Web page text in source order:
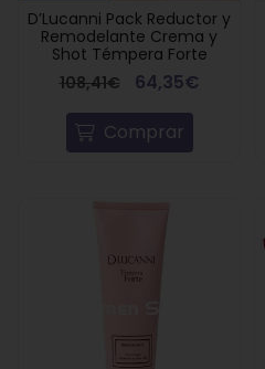
D’Lucanni Pack Reductor y
Remodelante Crema y
Shot Témpera Forte
108,41€
64,35€
Comprar